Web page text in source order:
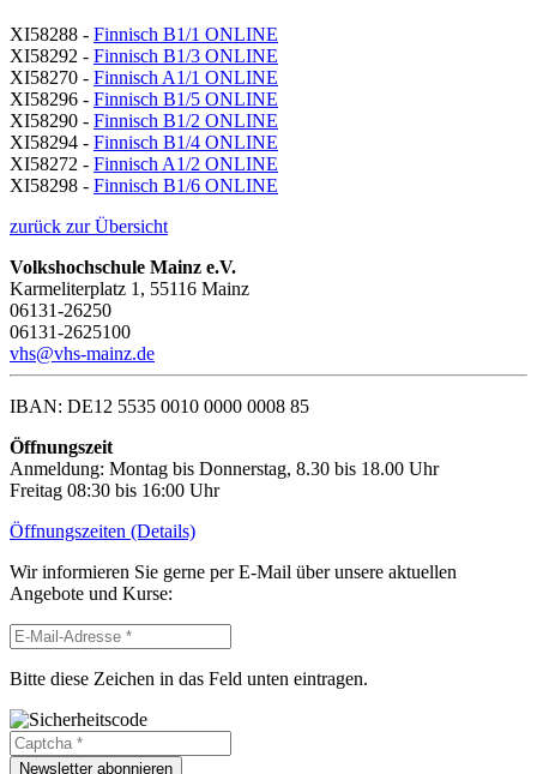
XI58288 - Finnisch B1/1 ONLINE
XI58292 - Finnisch B1/3 ONLINE
XI58270 - Finnisch A1/1 ONLINE
XI58296 - Finnisch B1/5 ONLINE
XI58290 - Finnisch B1/2 ONLINE
XI58294 - Finnisch B1/4 ONLINE
XI58272 - Finnisch A1/2 ONLINE
XI58298 - Finnisch B1/6 ONLINE
zurück zur Übersicht
Volkshochschule Mainz e.V.
Karmeliterplatz 1, 55116 Mainz
06131-26250
06131-2625100
vhs@vhs-mainz.de
IBAN: DE12 5535 0010 0000 0008 85
Öffnungszeit
Anmeldung: Montag bis Donnerstag, 8.30 bis 18.00 Uhr
Freitag 08:30 bis 16:00 Uhr
Öffnungszeiten (Details)
Wir informieren Sie gerne per E-Mail über unsere aktuellen
Angebote und Kurse:
Bitte diese Zeichen in das Feld unten eintragen.
Newsletter abonnieren